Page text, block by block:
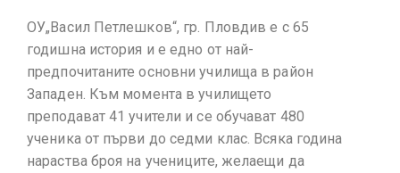
ОУ„Васил Петлешков“, гр. Пловдив е с 65
годишна история и е едно от най-
предпочитаните основни училища в район
Западен. Към момента в училището
преподават 41 учители и се обучават 480
ученика от първи до седми клас. Всяка година
нараства броя на учениците, желаещи да